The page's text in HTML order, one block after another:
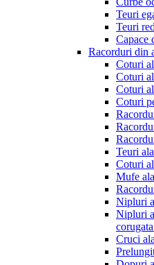
Teuri
Teuri
Capace
Racorduri din
Coturi
Coturi
Coturi
Coturi
Teuri
Coturi
Mufe
Nipluri
Nipluri
corugata
Cruci